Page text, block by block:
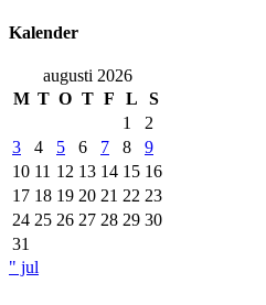
Kalender
augusti 2026
M T O T F L
S
1
2
3
4 5 6 7 8
9
10 11 12 13 14 15 16
17 18 19 20 21 22 23
24 25 26 27 28 29 30
31
" jul